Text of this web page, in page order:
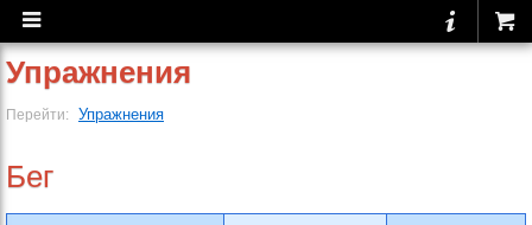
Упражнения
Перейти: Упражнения
Бег